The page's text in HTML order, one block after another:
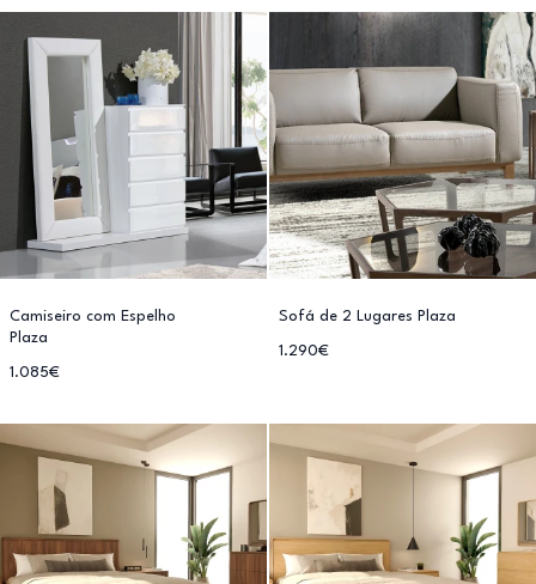
Camiseiro com Espelho
Plaza
1.085€
Sofá de 2 Lugares Plaza
1.290€